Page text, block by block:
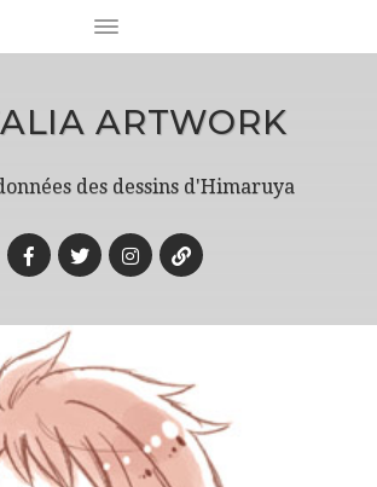
ARTWORK
des dessins d'Himaruya